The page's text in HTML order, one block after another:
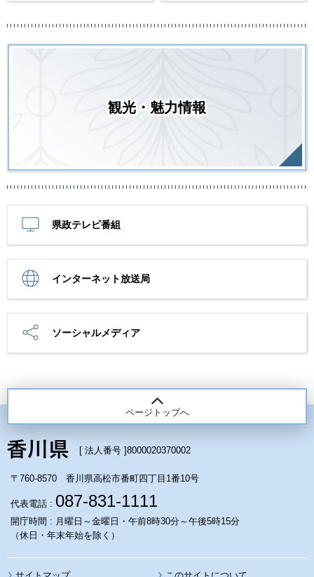
観光・魅力情報
県政テレビ番組
インターネット放送局
ソーシャルメディア
ページトップへ
[ 法人番号 ]8000020370002
〒760-8570 香川県高松市番町四丁目1番10号
代表電話 : 087-831-1111
開庁時間 : 月曜日～金曜日・午前8時30分～午後5時15分
（休日・年末年始を除く）